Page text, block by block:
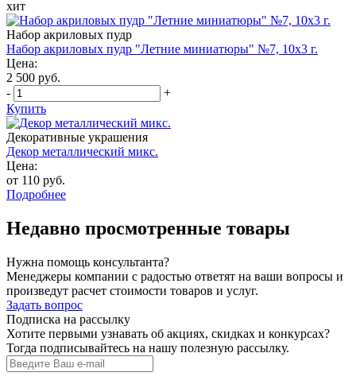
хит
Набор акриловых пудр
Набор акриловых пудр "Летние миниатюры" №7, 10x3 г.
Цена:
2 500 руб.
-
+
Купить
Декоративные украшения
Декор металлический микс.
Цена:
от 110 руб.
Подробнее
Недавно просмотренные товары
Нужна помощь консультанта?
Менеджеры компании с радостью ответят на ваши вопросы и
произведут расчет стоимости товаров и услуг.
Задать вопрос
Подписка на рассылку
Хотите первыми узнавать об акциях, скидках и конкурсах?
Тогда подписывайтесь на нашу полезную рассылку.